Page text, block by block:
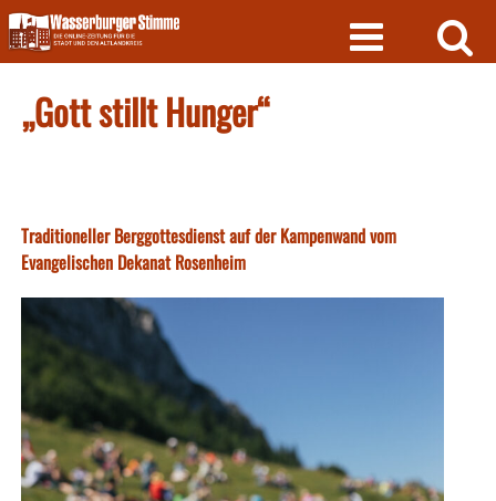
Skip
to
content
„Gott stillt Hunger“
Traditioneller Berggottesdienst auf der Kampenwand vom
Evangelischen Dekanat Rosenheim